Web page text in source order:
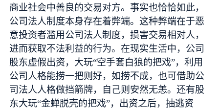
商业社会中善良的交易对方。事实也恰恰如此，
公司法人制度本身存在着弊端。这种弊端在于恶
意投资者滥用公司法人制度，损害交易相对人，
进而获取不法利益的行为。在现实生活中，公司
股东虚假出资，大玩“空手套白狼的把戏”，利用
公司人格能捞一把则好，如捞不成，也可借助公
司法人人格做挡箭牌，自己则安然无恙。还有股
东大玩“金蝉脱壳的把戏”，出资之后，抽逃资